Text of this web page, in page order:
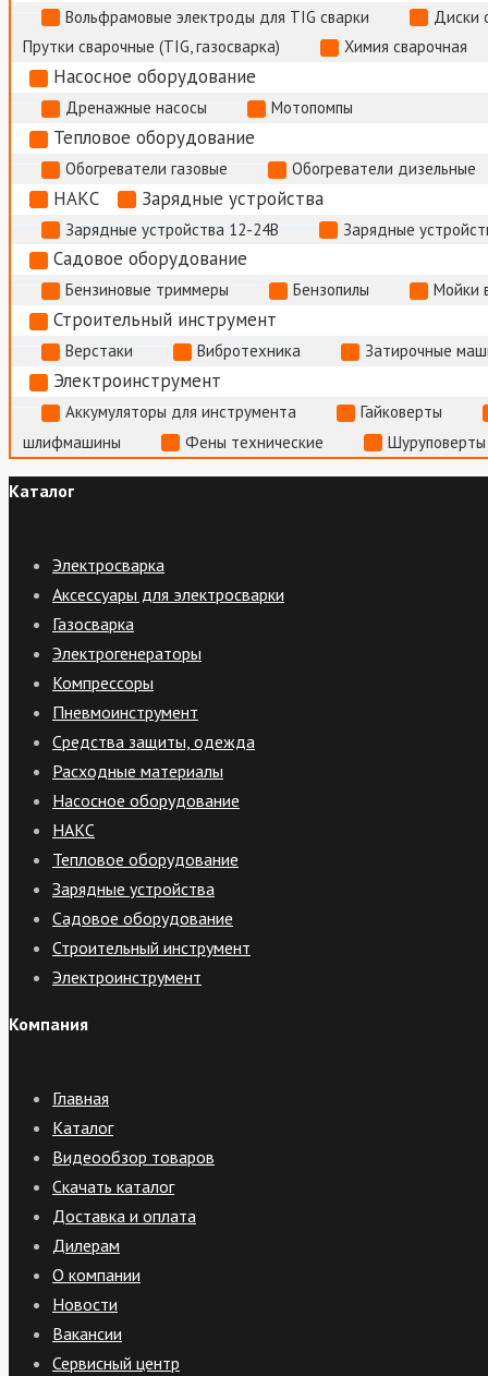
Вольфрамовые электроды для TIG сварки
Диски
Прутки сварочные (TIG, газосварка)
Химия сварочная
Насосное оборудование
Дренажные насосы Мотопомпы
Тепловое оборудование
Обогреватели газовые Обогреватели дизельные
НАКС Зарядные устройства
Зарядные устройства 12-24В Зарядные
Садовое оборудование
Бензиновые триммеры Бензопилы Мойки
Строительный инструмент
Верстаки Вибротехника Затирочные
Электроинструмент
Аккумуляторы для инструмента
Гайковерты
шлифмашины
Фены технические
Каталог
Электросварка
Аксессуары для электросварки
Газосварка
Электрогенераторы
Компрессоры
Пневмоинструмент
Средства защиты, одежда
Расходные материалы
Насосное оборудование
НАКС
Тепловое оборудование
Зарядные устройства
Садовое оборудование
Строительный инструмент
Электроинструмент
Компания
Главная
Каталог
Видеообзор товаров
Скачать каталог
Доставка и оплата
Дилерам
О компании
Новости
Вакансии
Сервисный центр